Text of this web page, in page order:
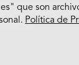
LLC
que son
Política de